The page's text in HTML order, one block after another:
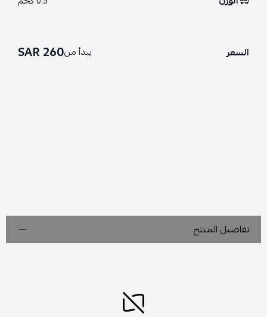
السعر يبدأ من260 SAR
تفاصيل المنتج